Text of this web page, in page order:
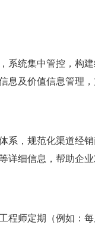
系统集中管控，构
息及价值信息管理，
系，规范化渠道经
详细信息，帮助企
程师定期（例如：